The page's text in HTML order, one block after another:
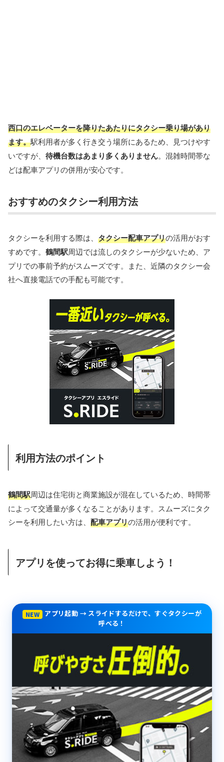
西口のエレベーターを降りたあたりにタクシー乗り場があり
ます。駅利用者が多く行き交う場所にあるため、見つけやす
いですが、 待機台数はあまり多くありません。混雑時間帯な
どは配車アプリの併用が安心です。
おすすめのタクシー利用方法
タクシーを利用する際は、 タクシー配車アプリの活用がおす
すめです。 鶴間駅周辺では流しのタクシーが少ないため、ア
プリでの事前予約がスムーズです。また、近隣のタクシー会
社へ直接電話での手配も可能です。
利用方法のポイント
鶴間駅周辺は住宅街と商業施設が混在しているため、時間帯
によって交通量が多くなることがあります。スムーズにタク
シーを利用したい方は、 配車アプリの活用が便利です。
アプリを使ってお得に乗車しよう！
NEW
アプリ起動 → スライドするだけで、すぐタクシーが
呼べる！